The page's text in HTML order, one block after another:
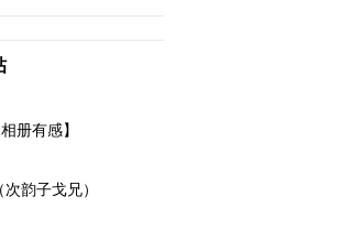
册有感】
韵子戈兄）